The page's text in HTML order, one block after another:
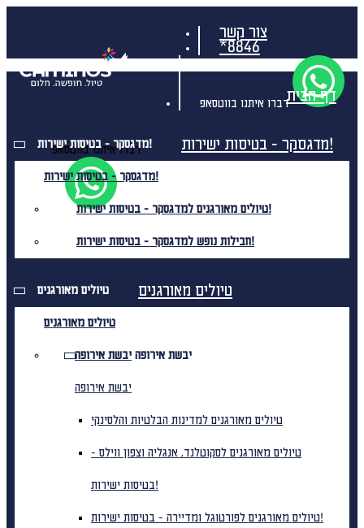
צור קשר
*8846
דברו איתנו בווטסאפ
דברו איתנו בווטסאפ
דף הבית
מדגסקר - בטיסות ישירות! מדגסקר - בטיסות ישירות!
מדגסקר - בטיסות ישירות!
טיולים מאורגנים למדגסקר - בטיסות ישירות!
חבילות נופש למדגסקר - בטיסות ישירות!
טיולים מאורגנים טיולים מאורגנים
טיולים מאורגנים
יבשת אירופה יבשת אירופה
יבשת אירופה
טיולים מאורגנים למדינות הבלטיות והלסינקי
טיולים מאורגנים לסקוטלנד, אנגליה וצפון ווילס -
בטיסות ישירות!
טיולים מאורגנים לפורטוגל ומדיירה - בטיסות ישירות!